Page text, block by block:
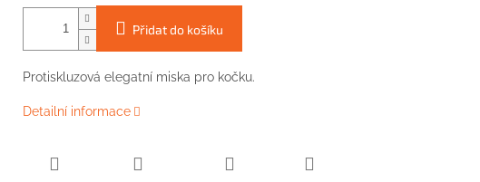
Přidat do košíku
Protiskluzová elegatní miska pro kočku.
Detailní informace